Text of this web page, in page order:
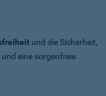
und die Sicherheit,
eine sorgenfreie